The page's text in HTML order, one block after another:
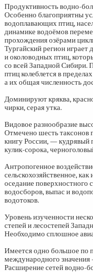
Продуктивность водно-
Особенно благоприятны
водоплавающих птиц,
динамике водоёмов
прохождения озёрами
Тургайский регион
и околоводных птиц,
со всей Западной Сибири.
птиц колеблется в пределах
а их общая численность
Доминируют кряква,
чирки, серая утка.
Видовое разнообразие
Отмечено шесть таксонов
книгу России, — кудрявый
кулик-сорока,
Антропогенное
сельскохозяйственное,
оседание поверхностного
водосборов, выпас и
водотоков.
Уровень изученности
степей и лесостепей
Необходимо сплошное
Имеется одно большое по
международного
Расширение сетей водно-